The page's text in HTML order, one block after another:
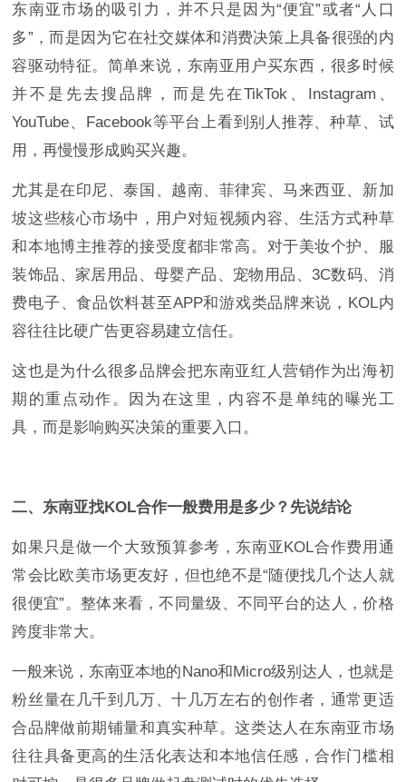
东南亚市场的吸引力，并不只是因为“便宜”或者“人口
多”，而是因为它在社交媒体和消费决策上具备很强的内
容驱动特征。简单来说，东南亚用户买东西，很多时候
并不是先去搜品牌，而是先在TikTok、Instagram、
YouTube、Facebook等平台上看到别人推荐、种草、试
用，再慢慢形成购买兴趣。
尤其是在印尼、泰国、越南、菲律宾、马来西亚、新加
坡这些核心市场中，用户对短视频内容、生活方式种草
和本地博主推荐的接受度都非常高。对于美妆个护、服
装饰品、家居用品、母婴产品、宠物用品、3C数码、消
费电子、食品饮料甚至APP和游戏类品牌来说，KOL内
容往往比硬广告更容易建立信任。
这也是为什么很多品牌会把东南亚红人营销作为出海初
期的重点动作。因为在这里，内容不是单纯的曝光工
具，而是影响购买决策的重要入口。
二、东南亚找KOL合作一般费用是多少？先说结论
如果只是做一个大致预算参考，东南亚KOL合作费用通
常会比欧美市场更友好，但也绝不是“随便找几个达人就
很便宜”。整体来看，不同量级、不同平台的达人，价格
跨度非常大。
一般来说，东南亚本地的Nano和Micro级别达人，也就是
粉丝量在几千到几万、十几万左右的创作者，通常更适
合品牌做前期铺量和真实种草。这类达人在东南亚市场
往往具备更高的生活化表达和本地信任感，合作门槛相